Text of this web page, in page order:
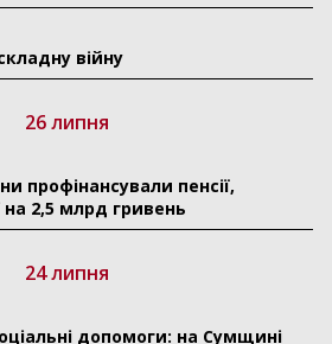
війну
26 липня
пенсії,
на 2,5 млрд гривень
24 липня
допомоги: на Сумщині